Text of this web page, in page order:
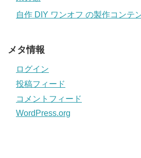
自作 DIY ワンオフ の製作コンテ
メタ情報
ログイン
投稿フィード
コメントフィード
WordPress.org